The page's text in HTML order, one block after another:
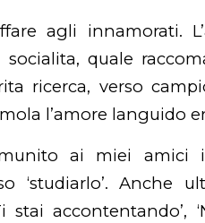
agli innamorati.
socialita, quale
ricerca, verso
l’amore languido
ai miei amici
‘studiarlo’. Anche
stai